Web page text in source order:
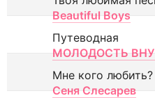
Beautiful Boys
Путеводная
МОЛОДОСТЬ
Мне кого любить?
Сеня Слесарев